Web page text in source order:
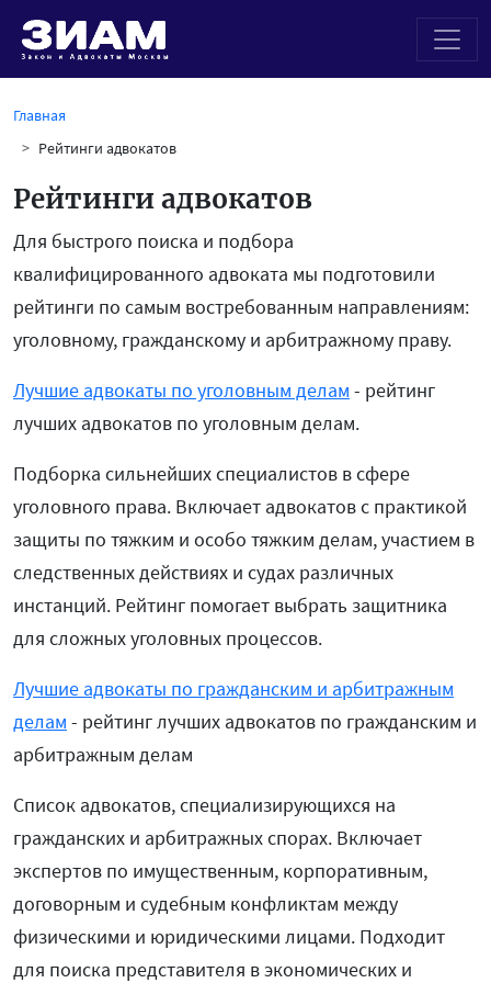
Главная
Рейтинги адвокатов
Рейтинги адвокатов
Для быстрого поиска и подбора
квалифицированного адвоката мы подготовили
рейтинги по самым востребованным направлениям:
уголовному, гражданскому и арбитражному праву.
Лучшие адвокаты по уголовным делам - рейтинг
лучших адвокатов по уголовным делам.
Подборка сильнейших специалистов в сфере
уголовного права. Включает адвокатов с практикой
защиты по тяжким и особо тяжким делам, участием в
следственных действиях и судах различных
инстанций. Рейтинг помогает выбрать защитника
для сложных уголовных процессов.
Лучшие адвокаты по гражданским и арбитражным
делам - рейтинг лучших адвокатов по гражданским и
арбитражным делам
Список адвокатов, специализирующихся на
гражданских и арбитражных спорах. Включает
экспертов по имущественным, корпоративным,
договорным и судебным конфликтам между
физическими и юридическими лицами. Подходит
для поиска представителя в экономических и